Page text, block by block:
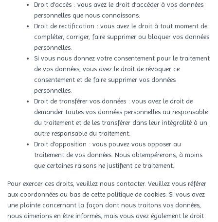
Droit d’accès : vous avez le droit d’accéder à vos données
personnelles que nous connaissons.
Droit de rectification : vous avez le droit à tout moment de
compléter, corriger, faire supprimer ou bloquer vos données
personnelles.
Si vous nous donnez votre consentement pour le traitement
de vos données, vous avez le droit de révoquer ce
consentement et de faire supprimer vos données
personnelles.
Droit de transférer vos données : vous avez le droit de
demander toutes vos données personnelles au responsable
du traitement et de les transférer dans leur intégralité à un
autre responsable du traitement.
Droit d’opposition : vous pouvez vous opposer au
traitement de vos données. Nous obtempérerons, à moins
que certaines raisons ne justifient ce traitement.
Pour exercer ces droits, veuillez nous contacter. Veuillez vous référer
aux coordonnées au bas de cette politique de cookies. Si vous avez
une plainte concernant la façon dont nous traitons vos données,
nous aimerions en être informés, mais vous avez également le droit